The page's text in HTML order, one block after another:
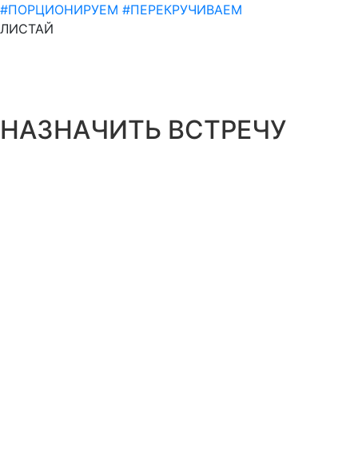
#ПОРЦИОНИРУЕМ #ПЕРЕКРУЧИВАЕМ
ЛИСТАЙ
НАЗНАЧИТЬ ВСТРЕЧУ